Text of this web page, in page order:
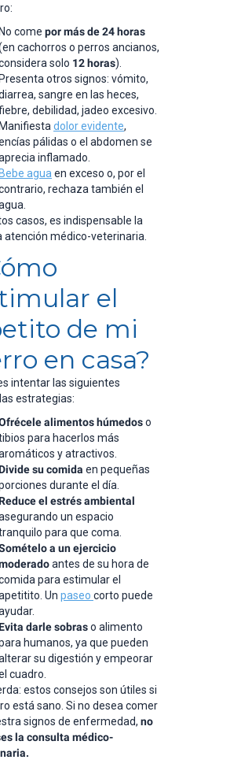
No come por más de 24 horas
cachorros o perros ancianos,
solo 12 horas).
Presenta otros signos: vómito,
sangre en las heces,
debilidad, jadeo excesivo.
Manifiesta dolor evidente,
pálidas o el abdomen se
inflamado.
Bebe agua en exceso o, por el
rechaza también el
casos, es indispensable la
atención médico-veterinaria.
el
de mi
en casa?
intentar las siguientes
estrategias:
alimentos húmedoso
para hacerlos más
y atractivos.
su comida en pequeñas
durante el día.
el estrés ambiental
un espacio
para que coma.
a un ejercicio
antes de su hora de
para estimular el
Un paseo corto puede
darle sobraso alimento
humanos, ya que pueden
su digestión y empeorar
cuadro.
estos consejos son útiles si
está sano. Si no desea comer
signos de enfermedad, no
la consulta médico-